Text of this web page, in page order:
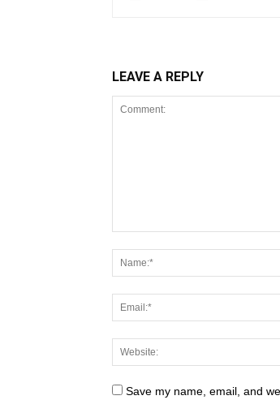
LEAVE A REPLY
Save my name, email, and